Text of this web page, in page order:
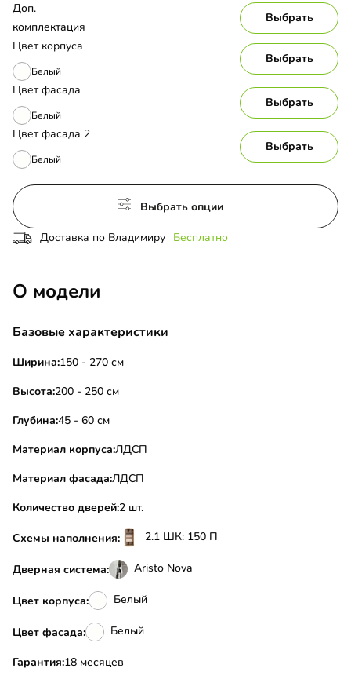
Цвет корпуса
Белый
Выбрать
Цвет фасада
Белый
Выбрать
Цвет фасада 2
Белый
Выбрать
Доп.
комплектация
Выбрать
Выбрать опции
Доставка по Владимиру Бесплатно
О модели
Базовые характеристики
Ширина:150 - 270 см
Высота:200 - 250 см
Глубина:45 - 60 см
Материал корпуса:ЛДСП
Материал фасада:ЛДСП
Количество дверей:2 шт.
Схемы наполнения: 2.1 ШК: 150 П
Дверная система: Aristo Nova
Цвет корпуса: Белый
Цвет фасада: Белый
Гарантия:18 месяцев